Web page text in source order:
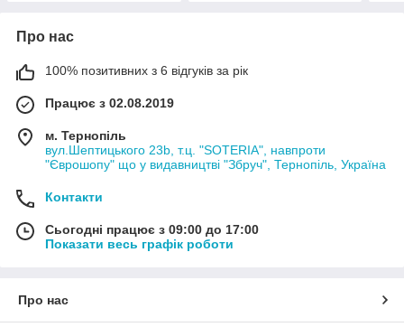
Про нас
100% позитивних з 6 відгуків за рік
Працює з 02.08.2019
м. Тернопіль
вул.Шептицького 23b, т.ц. "SOTERIA", навпроти
"Єврошопу" що у видавництві "Збруч", Тернопіль, Україна
Контакти
Сьогодні працює з 09:00 до 17:00
Показати весь графік роботи
Про нас